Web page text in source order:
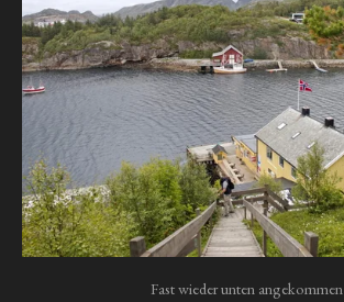
Fast wieder unten angekommen